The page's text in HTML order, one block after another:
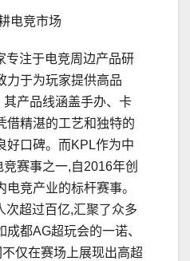
电竞市场
专注于电竞周边产品研
力于为玩家提供高品
产品线涵盖手办、卡
借精湛的工艺和独特的
好口碑。而KPL作为中
赛事之一,自2016年创
竞产业的标杆赛事。
次超过百亿,汇聚了众多
都AG超玩会的一诺、
仅在赛场上展现出高超